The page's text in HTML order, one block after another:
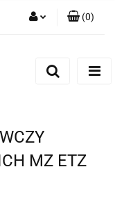
(0)
MZ ETZ